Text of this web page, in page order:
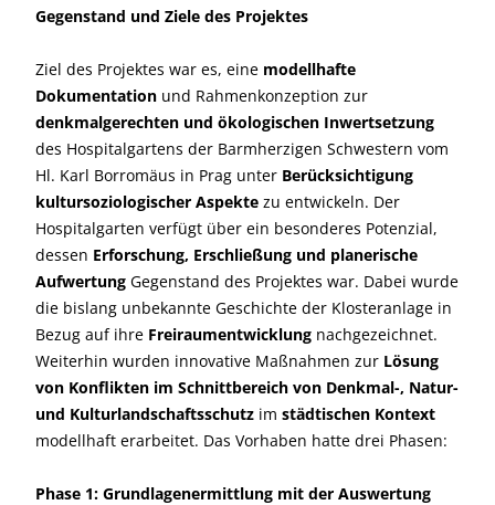
Gegenstand und Ziele des Projektes
Ziel des Projektes war es, eine modellhafte
Dokumentation und Rahmenkonzeption zur
denkmalgerechten und ökologischen Inwertsetzung
des Hospitalgartens der Barmherzigen Schwestern vom
Hl. Karl Borromäus in Prag unter Berücksichtigung
kultursoziologischer Aspekte zu entwickeln. Der
Hospitalgarten verfügt über ein besonderes Potenzial,
dessen Erforschung, Erschließung und planerische
Aufwertung Gegenstand des Projektes war. Dabei wurde
die bislang unbekannte Geschichte der Klosteranlage in
Bezug auf ihre Freiraumentwicklung nachgezeichnet.
Weiterhin wurden innovative Maßnahmen zur Lösung
von Konflikten im Schnittbereich von Denkmal-, Natur-
und Kulturlandschaftsschutz im städtischen Kontext
modellhaft erarbeitet. Das Vorhaben hatte drei Phasen:
Phase 1: Grundlagenermittlung mit der Auswertung